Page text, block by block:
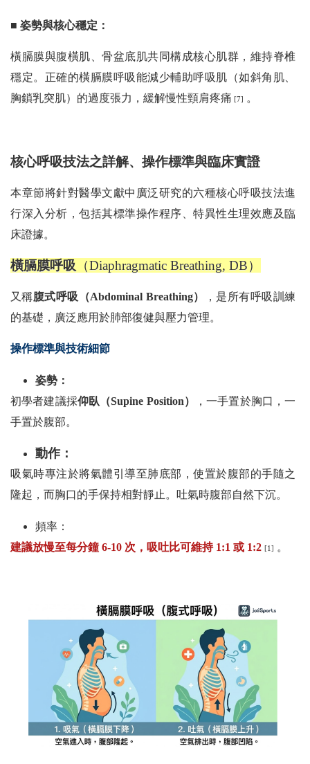
■ 姿勢與核心穩定：
橫膈膜與腹橫肌、骨盆底肌共同構成核心肌群，維持脊椎
穩定。正確的橫膈膜呼吸能減少輔助呼吸肌（如斜角肌、
胸鎖乳突肌）的過度張力，緩解慢性頸肩疼痛 [7] 。
核心呼吸技法之詳解、操作標準與臨床實證
本章節將針對醫學文獻中廣泛研究的六種核心呼吸技法進
行深入分析，包括其標準操作程序、特異性生理效應及臨
床證據。
橫膈膜呼吸 （Diaphragmatic Breathing, DB）
又稱腹式呼吸（Abdominal Breathing）
，是所有呼吸訓練
的基礎，廣泛應用於肺部復健與壓力管理。
操作標準與技術細節
姿勢：
初學者建議採仰臥（Supine Position）
，一手置於胸口，一
手置於腹部。
動作：
吸氣時專注於將氣體引導至肺底部，使置於腹部的手隨之
隆起，而胸口的手保持相對靜止。吐氣時腹部自然下沉。
頻率：
建議放慢至每分鐘 6-10 次，吸吐比可維持 1:1 或 1:2 [1] 。